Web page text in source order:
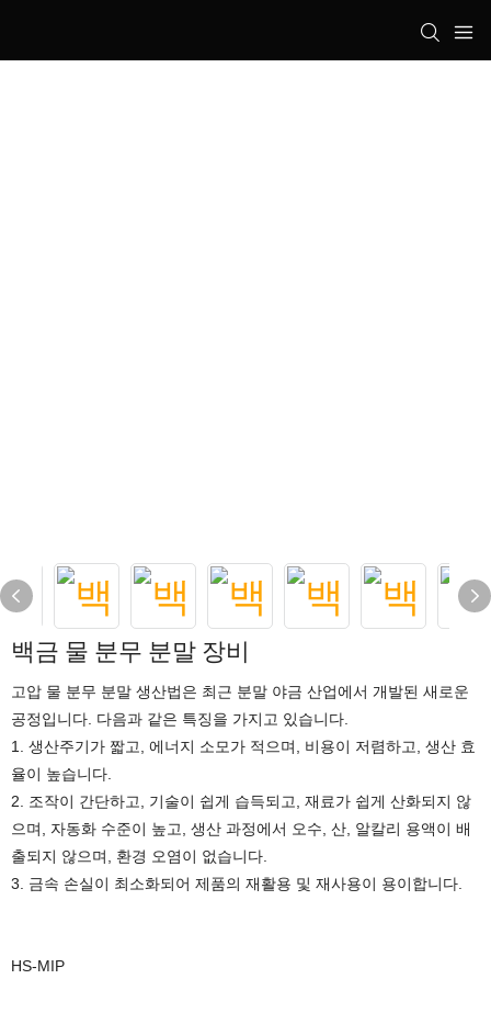
백금 물 분무 분말 장비
고압 물 분무 분말 생산법은 최근 분말 야금 산업에서 개발된 새로운
공정입니다. 다음과 같은 특징을 가지고 있습니다.
1. 생산주기가 짧고, 에너지 소모가 적으며, 비용이 저렴하고, 생산 효
율이 높습니다.
2. 조작이 간단하고, 기술이 쉽게 습득되고, 재료가 쉽게 산화되지 않
으며, 자동화 수준이 높고, 생산 과정에서 오수, 산, 알칼리 용액이 배
출되지 않으며, 환경 오염이 없습니다.
3. 금속 손실이 최소화되어 제품의 재활용 및 재사용이 용이합니다.
HS-MIP